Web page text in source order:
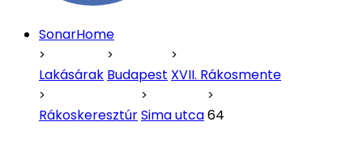
SonarHome
Lakásárak Budapest XVII. Rákosmente
RákoskeresztúrSima utca64